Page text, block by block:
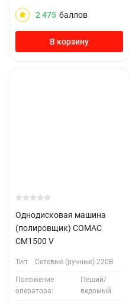
2 475 баллов
В корзину
Однодисковая машина
(полировщик) COMAC
CM1500 V
Тип: Сетевые (ручные) 220В
Положение
оператора:
Пеший/
ведомый